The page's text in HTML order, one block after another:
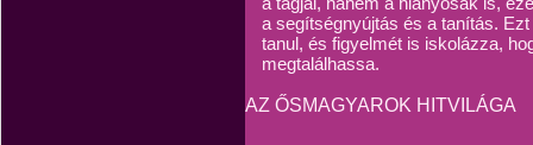
a segítségnyújtás és a tanítás.
tanul, és figyelmét is iskolázza,
megtalálhassa.
AZ ŐSMAGYAROK HITVILÁGA